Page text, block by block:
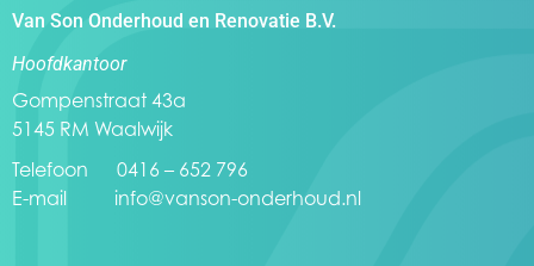
Van Son Onderhoud en Renovatie B.V.
Hoofdkantoor
Gompenstraat 43a
5145 RM Waalwijk
Telefoon 0416 – 652 796
E-mail info@vanson-onderhoud.nl